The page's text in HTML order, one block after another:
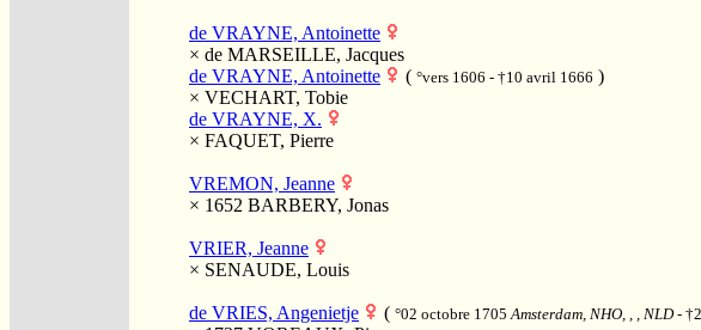
de VRAYNE, Antoinette
× de MARSEILLE, Jacques
de VRAYNE, Antoinette
( °vers 1606 - †10 avril 1666 )
× VECHART, Tobie
de VRAYNE, X.
× FAQUET, Pierre
VREMON, Jeanne
× 1652 BARBERY, Jonas
VRIER, Jeanne
× SENAUDE, Louis
de VRIES, Angenietje ( °02 octobre 1705 Amsterdam, NHO, , , NLD-